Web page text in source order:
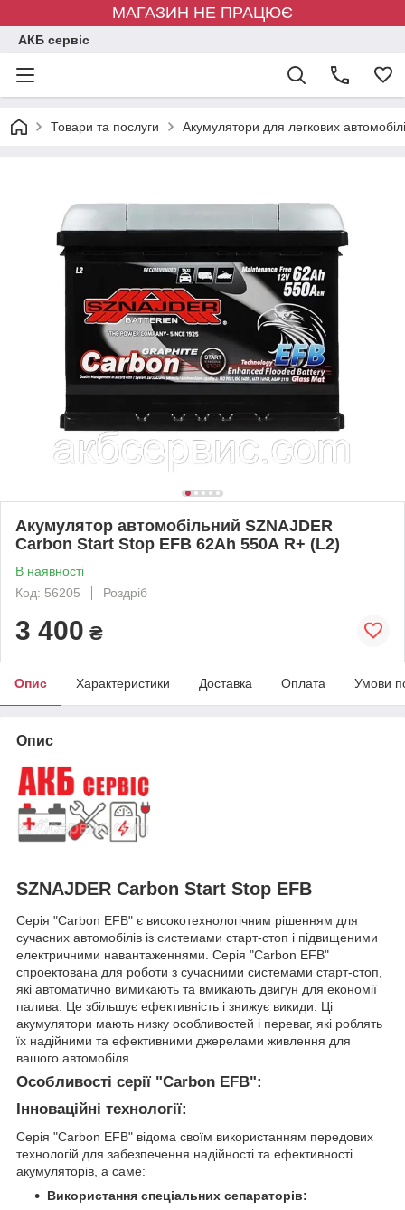
МАГАЗИН НЕ ПРАЦЮЄ
АКБ сервіс
Товари та послуги Акумулятори для легкових
Акумулятор автомобільний SZNAJDER
Carbon Start Stop EFB 62Аh 550А R+ (L2)
В наявності
Код: 56205
Роздріб
3 400 ₴
Опис Характеристики Доставка Оплата Умови
Опис
SZNAJDER Carbon Start Stop EFB
Серія "Carbon EFB" є високотехнологічним рішенням для
сучасних автомобілів із системами старт-стоп і підвищеними
електричними навантаженнями. Серія "Carbon EFB"
спроектована для роботи з сучасними системами старт-стоп,
які автоматично вимикають та вмикають двигун для економії
палива. Це збільшує ефективність і знижує викиди. Ці
акумулятори мають низку особливостей і переваг, які роблять
їх надійними та ефективними джерелами живлення для
вашого автомобіля.
Особливості серії "Carbon EFB":
Інноваційні технології:
Серія "Carbon EFB" відома своїм використанням передових
технологій для забезпечення надійності та ефективності
акумуляторів, а саме:
Використання спеціальних сепараторів: